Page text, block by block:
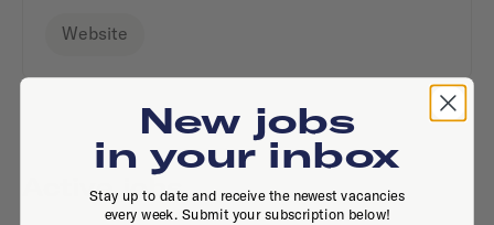
Website
Active jobs
New jobs
in your inbox
Stay up to date and receive the newest vacancies
every week. Submit your subscription below!